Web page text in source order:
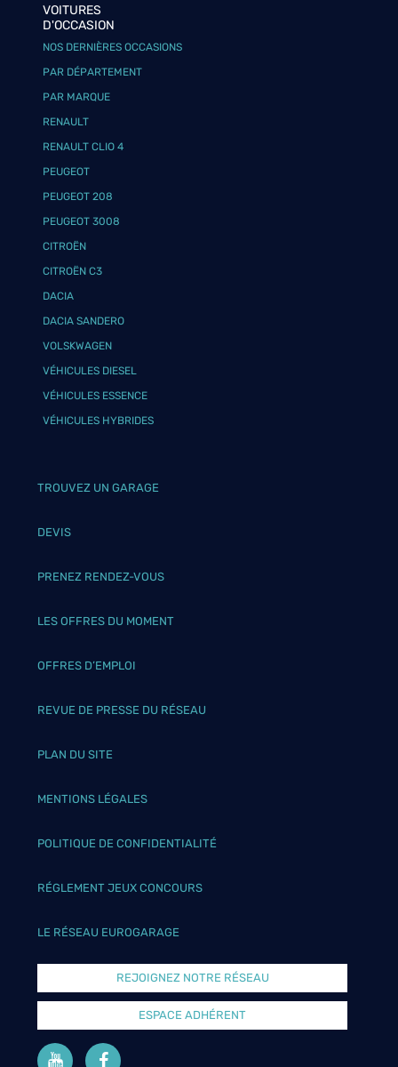
VOITURES
D'OCCASION
NOS DERNIÈRES OCCASIONS
PAR DÉPARTEMENT
PAR MARQUE
RENAULT
RENAULT CLIO 4
PEUGEOT
PEUGEOT 208
PEUGEOT 3008
CITROËN
CITROËN C3
DACIA
DACIA SANDERO
VOLSKWAGEN
VÉHICULES DIESEL
VÉHICULES ESSENCE
VÉHICULES HYBRIDES
TROUVEZ UN GARAGE
DEVIS
PRENEZ RENDEZ-VOUS
LES OFFRES DU MOMENT
OFFRES D’EMPLOI
REVUE DE PRESSE DU RÉSEAU
PLAN DU SITE
MENTIONS LÉGALES
POLITIQUE DE CONFIDENTIALITÉ
RÉGLEMENT JEUX CONCOURS
LE RÉSEAU EUROGARAGE
REJOIGNEZ NOTRE RÉSEAU
ESPACE ADHÉRENT